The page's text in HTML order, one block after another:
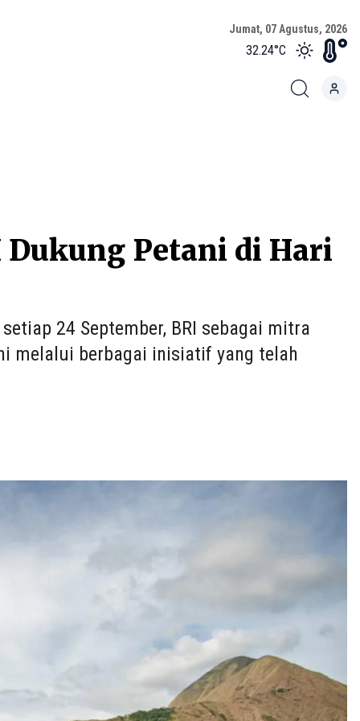
Jumat, 07 Agustus, 2026
32.24°C
Petani di Hari
24 September, BRI sebagai mitra
melalui berbagai inisiatif yang telah